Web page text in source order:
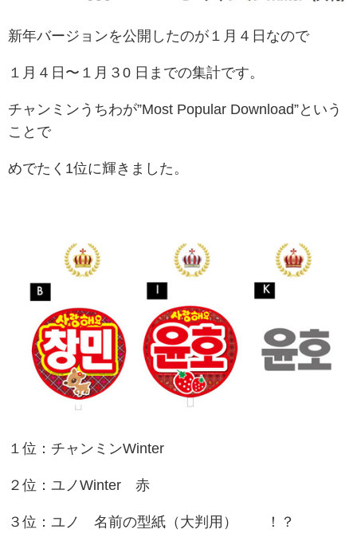
新年バージョンを公開したのが１月４日なので
１月４日〜１月３0 日までの集計です。
チャンミンうちわが”Most Popular Download”という
ことで
めでたく1位に輝きました。
１位：チャンミンWinter
２位： ユノWinter 赤
３位： ユノ 名前の型紙（大判用） ！？